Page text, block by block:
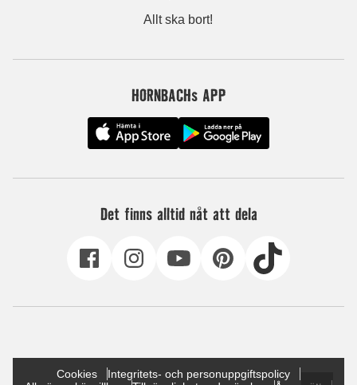
Allt ska bort!
HORNBACHs APP
Det finns alltid nåt att dela
Cookies
Integritets- och personuppgiftspolicy